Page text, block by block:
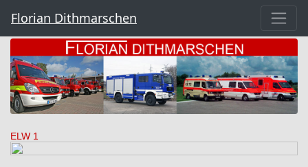
Florian Dithmarschen
ELW 1